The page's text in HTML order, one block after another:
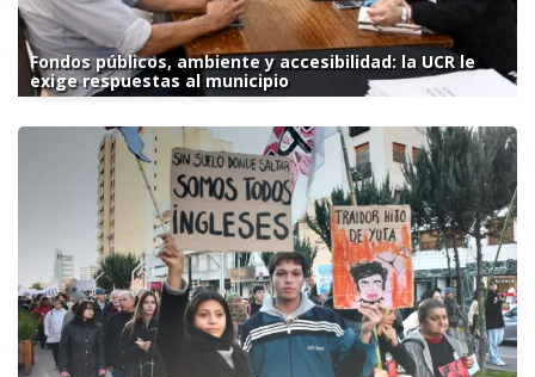
Fondos públicos, ambiente y accesibilidad: la UCR le
exige respuestas al municipio